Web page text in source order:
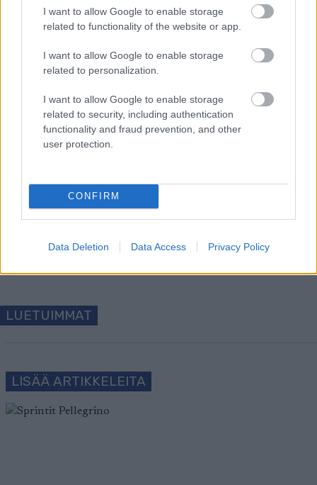
I want to allow Google to enable storage
related to functionality of the website or app.
I want to allow Google to enable storage
related to personalization.
I want to allow Google to enable storage
related to security, including authentication
functionality and fraud prevention, and other
user protection.
CONFIRM
Data Deletion Data Access Privacy Policy
Niskanen Suomi,…38) Sami Lähdemäki Suomi,…
54) Antti Honkimaa Suomi.
– Maastohiihdon tiedotus
Tilaa uutiskirjeemme
LUETUIMMAT
LISÄÄ ARTIKKELEITA